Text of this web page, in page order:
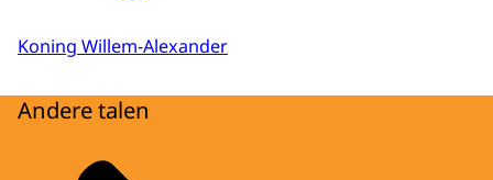
Koning Willem-Alexander
Andere talen